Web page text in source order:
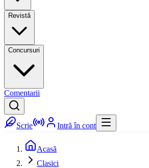
Revistă
Concursuri
Comentarii
Scrie Intră în cont
Acasă
Clasici